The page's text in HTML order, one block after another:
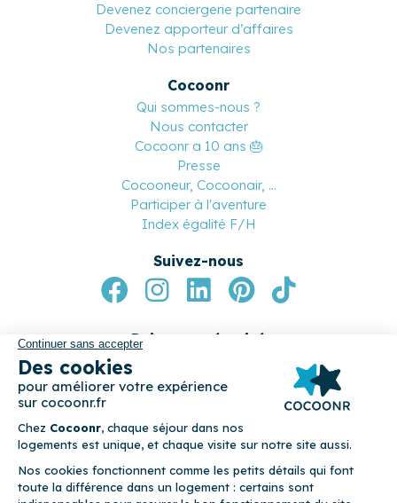
Devenez conciergerie partenaire
Devenez apporteur d’affaires
Nos partenaires
Cocoonr
Qui sommes-nous ?
Nous contacter
Cocoonr a 10 ans 🎂
Presse
Cocooneur, Cocoonair, ...
Participer à l'aventure
Index égalité F/H
Suivez-nous
Paiement sécurisé
© 2026 Cocoonr –Mentions légales–Conditions générales de